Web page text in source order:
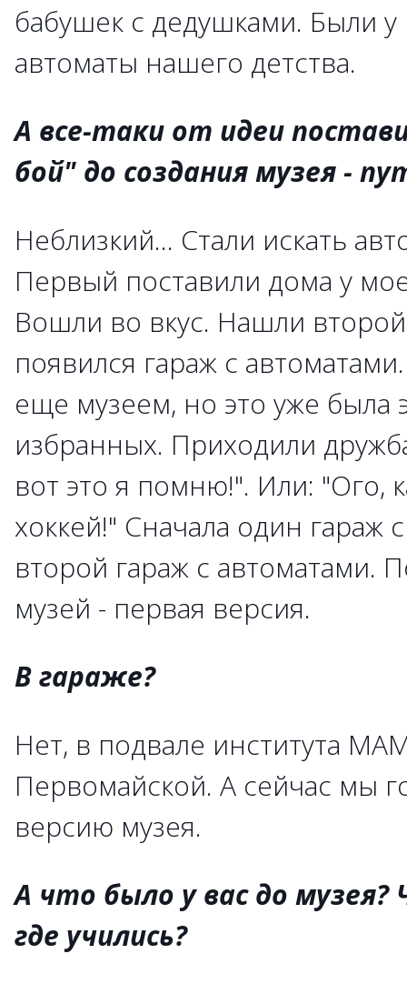
бабушек с дедушками. Были
автоматы нашего детства.
А все-таки от идеи
бой" до создания музея -
Неблизкий... Стали искать
Первый поставили дома у
Вошли во вкус. Нашли
появился гараж с
еще музеем, но это уже была
избранных. Приходили
вот это я помню!". Или: "Ого,
хоккей!" Сначала один гараж
второй гараж с автоматами.
музей - первая версия.
В гараже?
Нет, в подвале института
Первомайской. А сейчас мы
версию музея.
А что было у вас до музея?
где учились?